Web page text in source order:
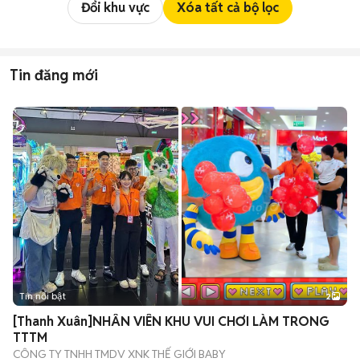
Đổi khu vực Xóa tất cả bộ lọc
Tin đăng mới
Tin nổi bật 2
[Thanh Xuân]NHÂN VIÊN KHU VUI CHƠI LÀM TRONG
TTTM
CÔNG TY TNHH TMDV XNK THẾ GIỚI BABY